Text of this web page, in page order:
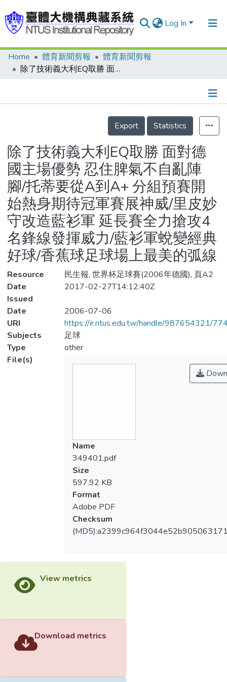
Log In
Communities & Collections
Statistics
Home 體育新聞剪報
體育新聞剪報
除了技術義大利EQ取勝 面對德國主場優勢 忍住脾氣不自亂陣腳/托蒂要從A到A+ 分組預賽開始熱身期待冠軍賽展神威/里皮妙守改造藍衫軍 延長賽全力搶攻4名鋒線發揮威力/藍衫軍蛻變經典好球/香蕉球足球場上最美的弧線
Details
Export
Statistics
除了技術義大利EQ取勝 面對德
國主場優勢 忍住脾氣不自亂陣
腳/托蒂要從A到A+ 分組預賽開
始熱身期待冠軍賽展神威/里皮妙
守改造藍衫軍 延長賽全力搶攻4
名鋒線發揮威力/藍衫軍蛻變經典
好球/香蕉球足球場上最美的弧線
Resource
民生報, 世界杯足球賽(2006年德國), 頁A2
Date
Issued
2017-02-27T14:12:40Z
Date
2006-07-06
URI
https://ir.ntus.edu.tw/handle/987654321/
Subjects
足球
Type
other
File(s)
Name
349401.pdf
Size
597.92 KB
Format
Adobe PDF
Checksum
View metrics
Download metrics